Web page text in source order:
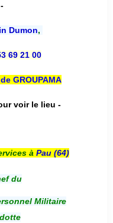
Dumon,
69 21 00
GROUPAMA
voir le lieu -
à Pau (64)
du
Militaire